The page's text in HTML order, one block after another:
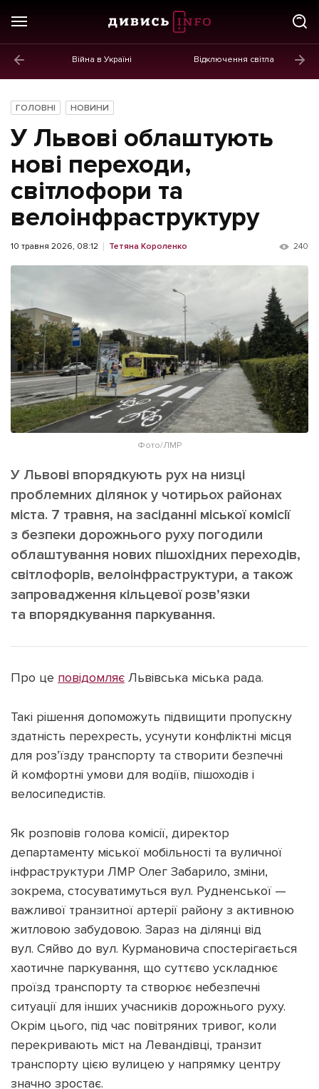
Війна в Україні Відключення світла
Новини
Політика
Економіка
Бізнес
Життя
Культура
Афіша
ІНШЕ
Інтерв'ю
Картки
Репортаж
Розслідування
Ініціативи
Лонгріди
Прес-релізи
Фото/Відео
Made in Lviv
[email protected] Реклама на сайті
Політика конфіденційності
Підтримати dyvys.info
ГОЛОВНІ НОВИНИ
У Львові облаштують
нові переходи,
світлофори та
велоінфраструктуру
10 травня 2026, 08:12 Тетяна Короленко 240
Фото/ЛМР
У Львові впорядкують рух на низці
проблемних ділянок у чотирьох районах
міста. 7 травня, на засіданні міської комісії
з безпеки дорожнього руху погодили
облаштування нових пішохідних переходів,
світлофорів, велоінфраструктури, а також
запровадження кільцевої розв’язки
та впорядкування паркування.
Про це повідомляє Львівська міська рада.
Такі рішення допоможуть підвищити пропускну
здатність перехресть, усунути конфліктні місця
для роз’їзду транспорту та створити безпечні
й комфортні умови для водіїв, пішоходів і
велосипедистів.
Як розповів голова комісії, директор
департаменту міської мобільності та вуличної
інфраструктури ЛМР Олег Забарило, зміни,
зокрема, стосуватимуться вул. Рудненської —
важливої транзитної артерії району з активною
житловою забудовою. Зараз на ділянці від
вул. Сяйво до вул. Курмановича спостерігається
хаотичне паркування, що суттєво ускладнює
проїзд транспорту та створює небезпечні
ситуації для інших учасників дорожнього руху.
Окрім цього, під час повітряних тривог, коли
перекривають міст на Левандівці, транзит
транспорту цією вулицею у напрямку центру
значно зростає.